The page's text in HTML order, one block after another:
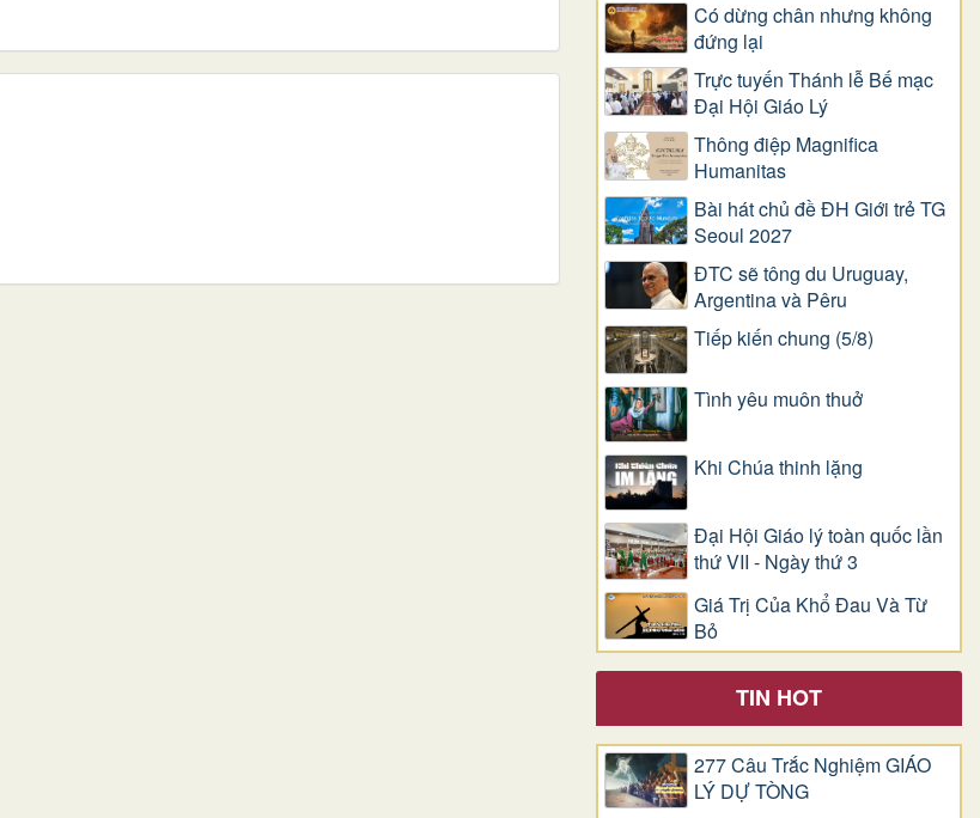
Có dừng chân nhưng không
đứng lại
Trực tuyến Thánh lễ Bế mạc
Đại Hội Giáo Lý
Thông điệp Magnifica
Humanitas
Bài hát chủ đề ĐH Giới trẻ TG
Seoul 2027
ĐTC sẽ tông du Uruguay,
Argentina và Pêru
Tiếp kiến chung (5/8)
Tình yêu muôn thuở
Khi Chúa thinh lặng
Đại Hội Giáo lý toàn quốc lần
thứ VII - Ngày thứ 3
Giá Trị Của Khổ Ðau Và Từ
Bỏ
TIN HOT
277 Câu Trắc Nghiệm GIÁO
LÝ DỰ TÒNG